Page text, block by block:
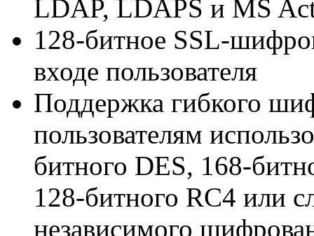
LDAP, LDAPS и MS
128-битное SSL-
входе пользователя
Поддержка гибкого
пользователям
битного DES, 168-
128-битного RC4 или
независимого